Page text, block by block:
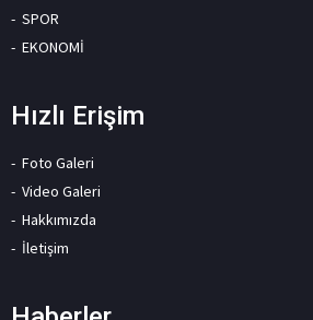
SPOR
EKONOMİ
Hızlı Erişim
Foto Galeri
Video Galeri
Hakkımızda
İletişim